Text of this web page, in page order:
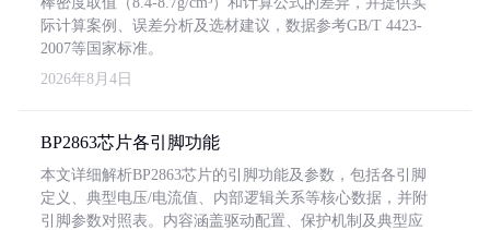
际计算案例、误差分析及选材建议，数据参考GB/T 4423-
2007等国家标准。
2026年8月4日
BP2863芯片各引脚功能
本文详细解析BP2863芯片的引脚功能及参数，包括各引脚
定义、典型电压/电流值、内部逻辑关系等核心数据，并附
引脚参数对照表。内容涵盖驱动配置、保护机制及典型应